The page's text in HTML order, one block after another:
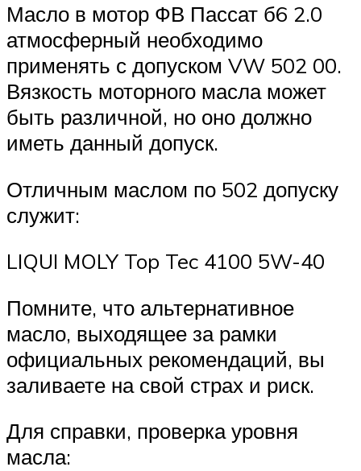
Масло в мотор ФВ Пассат б6 2.0
атмосферный необходимо
применять с допуском VW 502 00.
Вязкость моторного масла может
быть различной, но оно должно
иметь данный допуск.
Отличным маслом по 502 допуску
служит:
LIQUI MOLY Top Tec 4100 5W-40
Помните, что альтернативное
масло, выходящее за рамки
официальных рекомендаций, вы
заливаете на свой страх и риск.
Для справки, проверка уровня
масла: